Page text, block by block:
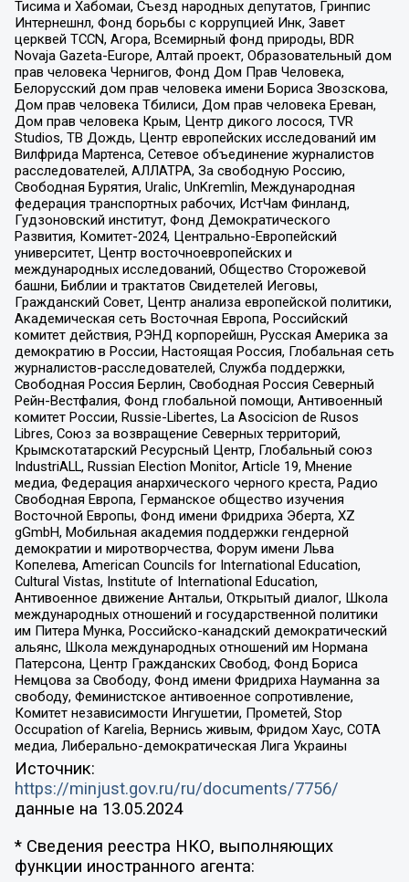
Тисима и Хабомаи, Съезд народных депутатов, Гринпис
Интернешнл, Фонд борьбы с коррупцией Инк, Завет
церквей TCCN, Агора, Всемирный фонд природы, BDR
Novaja Gazeta-Europe, Алтай проект, Образовательный дом
прав человека Чернигов, Фонд Дом Прав Человека,
Белорусский дом прав человека имени Бориса Звозскова,
Дом прав человека Тбилиси, Дом прав человека Ереван,
Дом прав человека Крым, Центр дикого лосося, TVR
Studios, ТВ Дождь, Центр европейских исследований им
Вилфрида Мартенса, Сетевое объединение журналистов
расследователей, АЛЛАТРА, За свободную Россию,
Свободная Бурятия, Uralic, UnKremlin, Международная
федерация транспортных рабочих, ИстЧам Финланд,
Гудзоновский институт, Фонд Демократического
Развития, Комитет-2024, Центрально-Европейский
университет, Центр восточноевропейских и
международных исследований, Общество Сторожевой
башни, Библии и трактатов Свидетелей Иеговы,
Гражданский Совет, Центр анализа европейской политики,
Академическая сеть Восточная Европа, Российский
комитет действия, РЭНД корпорейшн, Русская Америка за
демократию в России, Настоящая Россия, Глобальная сеть
журналистов-расследователей, Служба поддержки,
Свободная Россия Берлин, Свободная Россия Северный
Рейн-Вестфалия, Фонд глобальной помощи, Антивоенный
комитет России, Russie-Libertes, La Asocicion de Rusos
Libres, Союз за возвращение Северных территорий,
Крымскотатарский Ресурсный Центр, Глобальный союз
IndustriALL, Russian Election Monitor, Article 19, Мнение
медиа, Федерация анархического черного креста, Радио
Свободная Европа, Германское общество изучения
Восточной Европы, Фонд имени Фридриха Эберта, XZ
gGmbH, Мобильная академия поддержки гендерной
демократии и миротворчества, Форум имени Льва
Копелева, American Councils for International Education,
Cultural Vistas, Institute of International Education,
Антивоенное движение Антальи, Открытый диалог, Школа
международных отношений и государственной политики
им Питера Мунка, Российско-канадский демократический
альянс, Школа международных отношений им Нормана
Патерсона, Центр Гражданских Свобод, Фонд Бориса
Немцова за Свободу, Фонд имени Фридриха Науманна за
свободу, Феминистское антивоенное сопротивление,
Комитет независимости Ингушетии, Прометей, Stop
Occupation of Karelia, Вернись живым, Фридом Хаус, СОТА
медиа, Либерально-демократическая Лига Украины
Источник:
https://minjust.gov.ru/ru/documents/7756/
данные на 13.05.2024
* Сведения реестра НКО, выполняющих
функции иностранного агента: